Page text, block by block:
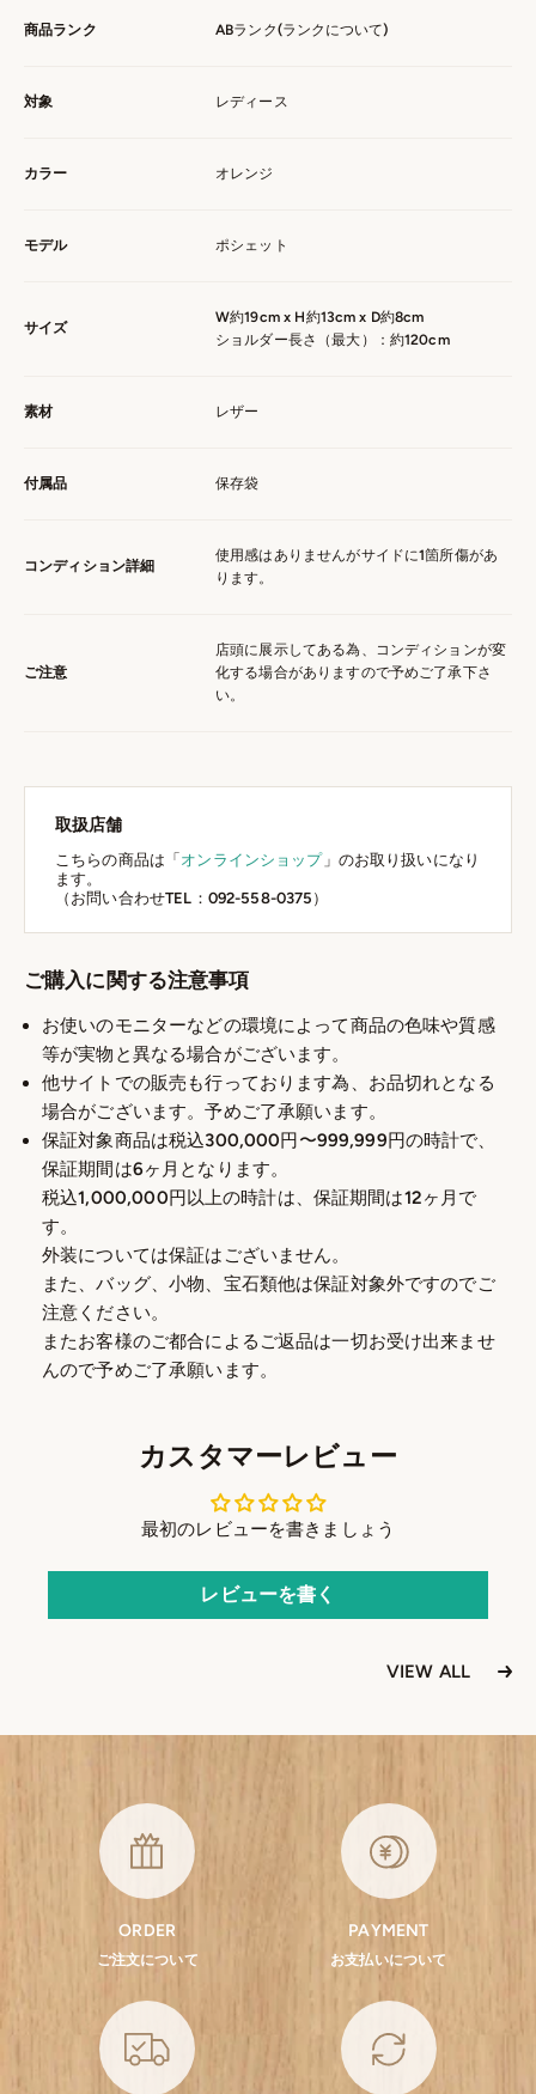
商品ランク ABランク(ランクについて)
対象 レディース
カラー オレンジ
モデル ポシェット
サイズ
W約19cm x H約13cm x D約8cm
ショルダー長さ（最大）：約120cm
素材 レザー
付属品 保存袋
コンディション詳細
使用感はありませんがサイドに1箇所傷があ
ります。
ご注意
店頭に展示してある為、コンディションが変
化する場合がありますので予めご了承下さ
い。
取扱店舗
こちらの商品は「オンラインショップ」のお取り扱いになり
ます。
（お問い合わせTEL：092-558-0375）
ご購入に関する注意事項
お使いのモニターなどの環境によって商品の色味や質感
等が実物と異なる場合がございます。
他サイトでの販売も行っております為、お品切れとなる
場合がございます。予めご了承願います。
保証対象商品は税込300,000円〜999,999円の時計で、
保証期間は6ヶ月となります。
税込1,000,000円以上の時計は、保証期間は12ヶ月で
す。
外装については保証はございません。
また、バッグ、小物、宝石類他は保証対象外ですのでご
注意ください。
またお客様のご都合によるご返品は一切お受け出来ませ
んので予めご了承願います。
カスタマーレビュー
最初のレビューを書きましょう
レビューを書く
VIEW ALL
ORDER
ご注文について
PAYMENT
お支払いについて